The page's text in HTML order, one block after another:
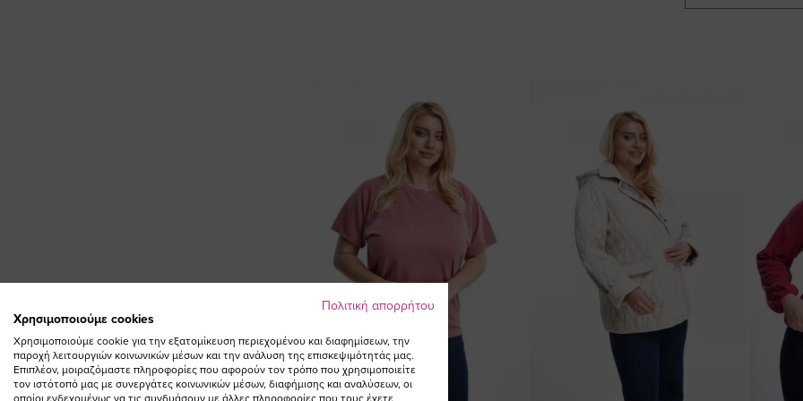
Πολιτική απορρήτου
Χρησιμοποιούμε cookies
Χρησιμοποιούμε cookie για την εξατομίκευση περιεχομένου και διαφημίσεων, την
παροχή λειτουργιών κοινωνικών μέσων και την ανάλυση της επισκεψιμότητάς μας.
Επιπλέον, μοιραζόμαστε πληροφορίες που αφορούν τον τρόπο που χρησιμοποιείτε
τον ιστότοπό μας με συνεργάτες κοινωνικών μέσων, διαφήμισης και αναλύσεων, οι
οποίοι ενδεχομένως να τις συνδυάσουν με άλλες πληροφορίες που τους έχετε